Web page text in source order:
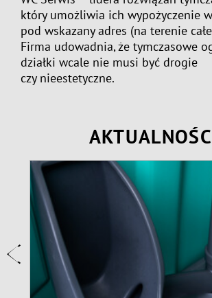
który umożliwia ich wypożyczenie
pod wskazany adres (na terenie
Firma udowadnia, że tymczasowe
działki wcale nie musi być drogie
czy nieestetyczne.